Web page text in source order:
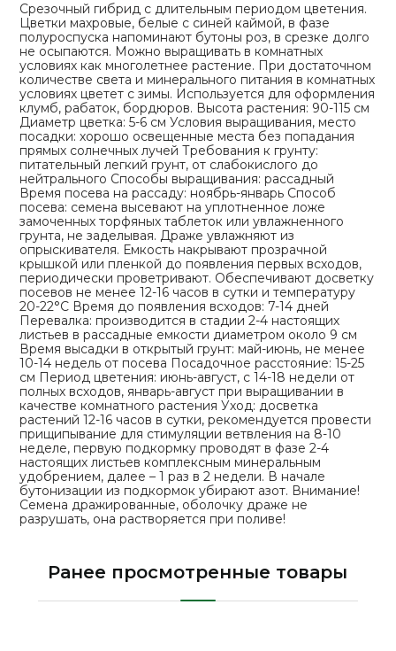
Срезочный гибрид с длительным периодом цветения.
Цветки махровые, белые с синей каймой, в фазе
полуроспуска напоминают бутоны роз, в срезке долго
не осыпаются. Можно выращивать в комнатных
условиях как многолетнее растение. При достаточном
количестве света и минерального питания в комнатных
условиях цветет с зимы. Используется для оформления
клумб, рабаток, бордюров. Высота растения: 90-115 см
Диаметр цветка: 5-6 см Условия выращивания, место
посадки: хорошо освещенные места без попадания
прямых солнечных лучей Требования к грунту:
питательный легкий грунт, от слабокислого до
нейтрального Способы выращивания: рассадный
Время посева на рассаду: ноябрь-январь Способ
посева: семена высевают на уплотненное ложе
замоченных торфяных таблеток или увлажненного
грунта, не заделывая. Драже увлажняют из
опрыскивателя. Емкость накрывают прозрачной
крышкой или пленкой до появления первых всходов,
периодически проветривают. Обеспечивают досветку
посевов не менее 12-16 часов в сутки и температуру
20-22°С Время до появления всходов: 7-14 дней
Перевалка: производится в стадии 2-4 настоящих
листьев в рассадные емкости диаметром около 9 см
Время высадки в открытый грунт: май-июнь, не менее
10-14 недель от посева Посадочное расстояние: 15-25
см Период цветения: июнь-август, с 14-18 недели от
полных всходов, январь-август при выращивании в
качестве комнатного растения Уход: досветка
растений 12-16 часов в сутки, рекомендуется провести
прищипывание для стимуляции ветвления на 8-10
неделе, первую подкормку проводят в фазе 2-4
настоящих листьев комплексным минеральным
удобрением, далее – 1 раз в 2 недели. В начале
бутонизации из подкормок убирают азот. Внимание!
Семена дражированные, оболочку драже не
разрушать, она растворяется при поливе!
Ранее просмотренные товары